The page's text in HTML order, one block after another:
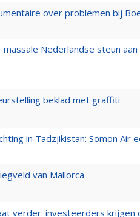
over problemen bij
Nederlandse steun aan
beklad met graffiti
in Tadzjikistan: Somon Air
van Mallorca
verder: investeerders krijgen